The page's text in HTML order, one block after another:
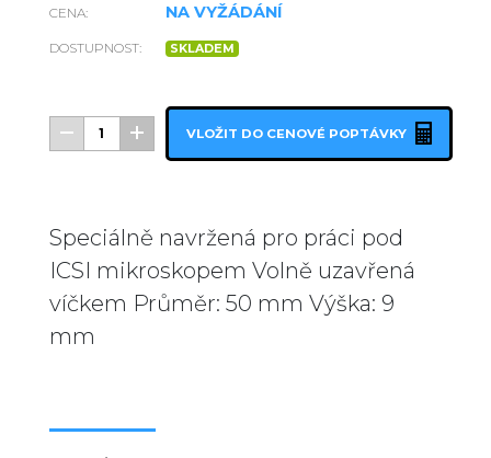
CENA: NA VYŽÁDÁNÍ
DOSTUPNOST: SKLADEM
VLOŽIT DO CENOVÉ POPTÁVKY
Speciálně navržená pro práci pod
ICSI mikroskopem Volně uzavřená
víčkem Průměr: 50 mm Výška: 9
mm